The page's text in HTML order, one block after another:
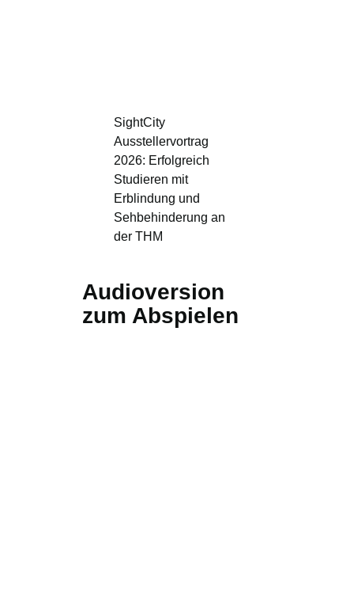
SightCity
Ausstellervortrag
2026: Erfolgreich
Studieren mit
Erblindung und
Sehbehinderung an
der THM
Audioversion
zum Abspielen